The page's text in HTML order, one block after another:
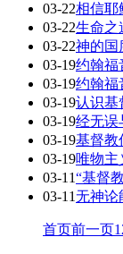
03-22相信耶
03-22生命之
03-22神的国
03-19约翰福
03-19约翰福
03-19认识基
03-19经无误
03-19基督教
03-19唯物主
03-11“基督
03-11无神论
首页前一页1